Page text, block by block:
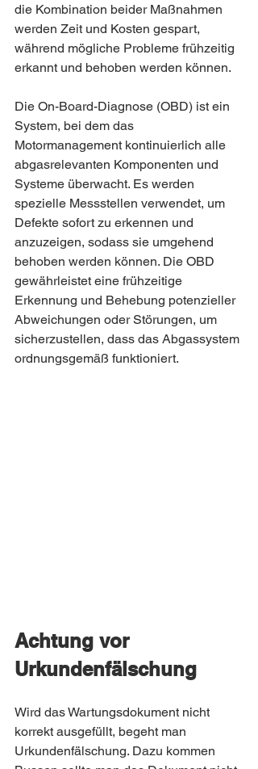
die Kombination beider Maßnahmen
werden Zeit und Kosten gespart,
während mögliche Probleme frühzeitig
erkannt und behoben werden können.
Die On-Board-Diagnose (OBD) ist ein
System, bei dem das
Motormanagement kontinuierlich alle
abgasrelevanten Komponenten und
Systeme überwacht. Es werden
spezielle Messstellen verwendet, um
Defekte sofort zu erkennen und
anzuzeigen, sodass sie umgehend
behoben werden können. Die OBD
gewährleistet eine frühzeitige
Erkennung und Behebung potenzieller
Abweichungen oder Störungen, um
sicherzustellen, dass das Abgassystem
ordnungsgemäß funktioniert.
Achtung vor
Urkundenfälschung
Wird das Wartungsdokument nicht
korrekt ausgefüllt, begeht man
Urkundenfälschung. Dazu kommen